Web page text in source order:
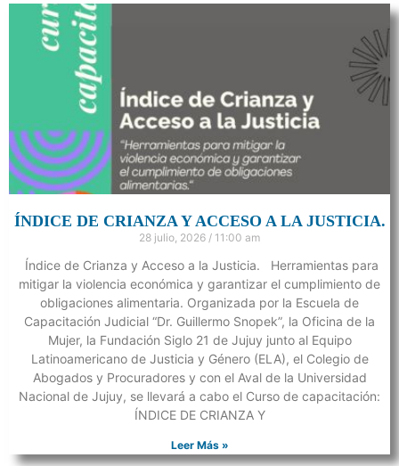
ÍNDICE DE CRIANZA Y ACCESO A LA JUSTICIA.
28 julio, 2026 11:00 am
Índice de Crianza y Acceso a la Justicia. Herramientas para
mitigar la violencia económica y garantizar el cumplimiento de
obligaciones alimentaria. Organizada por la Escuela de
Capacitación Judicial “Dr. Guillermo Snopek”, la Oficina de la
Mujer, la Fundación Siglo 21 de Jujuy junto al Equipo
Latinoamericano de Justicia y Género (ELA), el Colegio de
Abogados y Procuradores y con el Aval de la Universidad
Nacional de Jujuy, se llevará a cabo el Curso de capacitación:
ÍNDICE DE CRIANZA Y
Leer Más »